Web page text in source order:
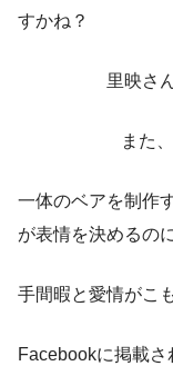
すかね？
里映さ
また
一体のベアを制作
が表情を決めるの
手間暇と愛情がこ
Facebookに掲載